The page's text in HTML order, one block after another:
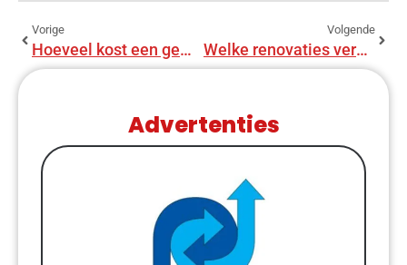
Vorige
Hoeveel kost een gemiddelde renovatie?
Volgende
Welke renovaties verhogen de woningwaarde het meest?
Advertenties